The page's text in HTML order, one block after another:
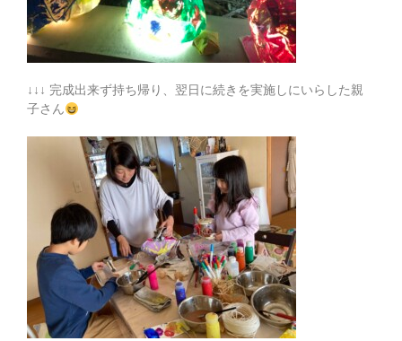
↓↓↓ 完成出来ず持ち帰り、翌日に続きを実施しにいらした親
子さん